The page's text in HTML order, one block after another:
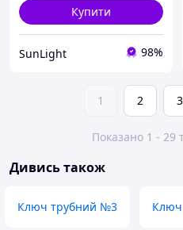
Купити
SunLight 98%
1 2 3
Показано 1 - 29
Дивись також
Ключ трубний №3 Ключ